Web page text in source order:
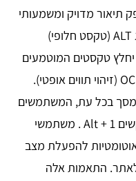
תיאור מדויק ומשמעותי
מבוסס זיהוי-אובייקט תמונה כתג ALT (טקסט חלופי)
טקסטים המוטמעים
בתמונה, באמצעות טכנולוגיית OCR (זיהוי תווים אופטי).
מסך בכל עת, המשתמשים
צריכים רק ללחוץ על שילוב המקשים Alt + 1 . משתמשי
להפעלת מצב
התאמות אלה